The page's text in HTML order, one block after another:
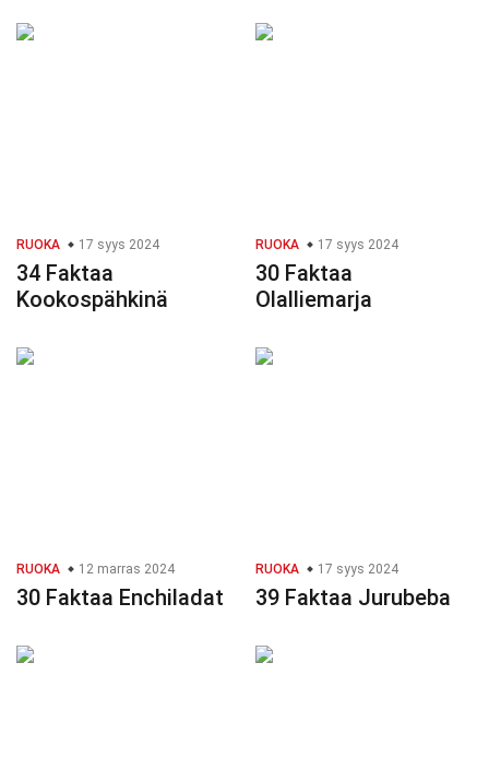
RUOKA 17 syys 2024
34 Faktaa
Kookospähkinä
RUOKA 17 syys 2024
30 Faktaa
Olalliemarja
RUOKA 12 marras 2024
30 Faktaa Enchiladat
RUOKA 17 syys 2024
39 Faktaa Jurubeba